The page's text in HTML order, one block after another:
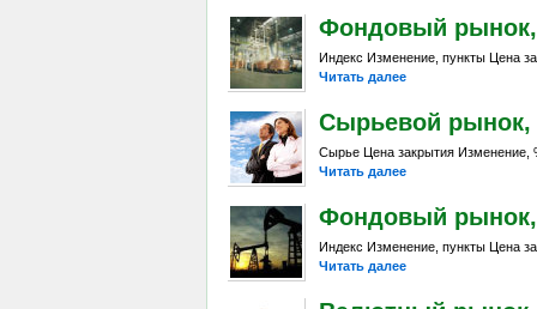
Фондовый рынок,
Индекс Изменение, пункты Цена
Читать далее
Сырьевой рынок,
Сырье Цена закрытия Изменение,
Читать далее
Фондовый рынок,
Индекс Изменение, пункты Цена
Читать далее